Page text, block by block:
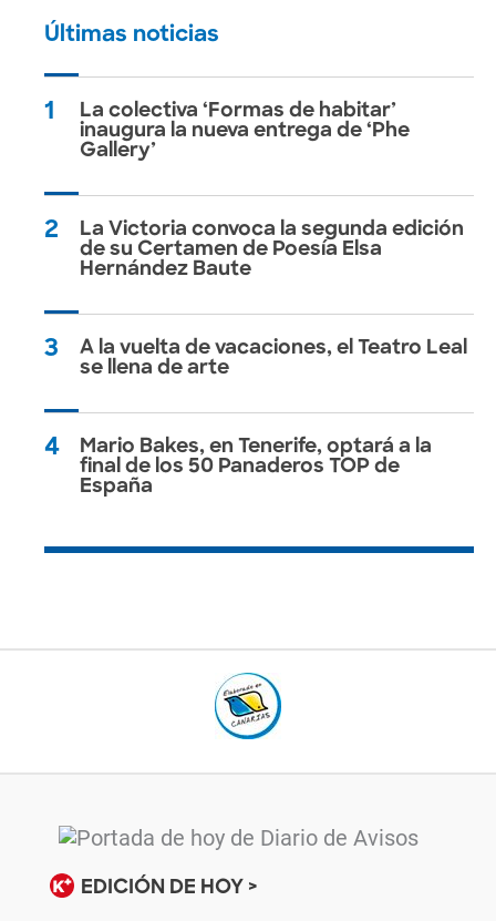
Últimas noticias
1
La colectiva ‘Formas de habitar’
inaugura la nueva entrega de ‘Phe
Gallery’
2
La Victoria convoca la segunda edición
de su Certamen de Poesía Elsa
Hernández Baute
3
A la vuelta de vacaciones, el Teatro Leal
se llena de arte
4
Mario Bakes, en Tenerife, optará a la
final de los 50 Panaderos TOP de
España
EDICIÓN DE HOY >